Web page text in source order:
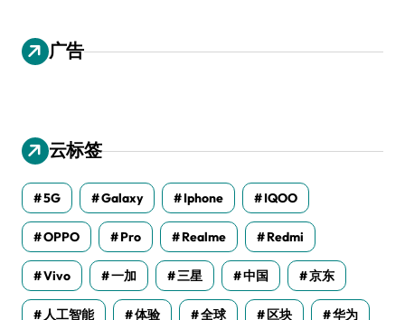
广告
云标签
5G Galaxy Iphone IQOO
OPPO Pro Realme Redmi
Vivo 一加 三星 中国 京东
人工智能 体验 全球 区块 华为